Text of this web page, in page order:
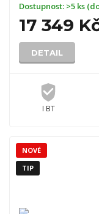
Dostupnost: >5 ks
17 349
DETAIL
I BT
NOVÉ
TIP